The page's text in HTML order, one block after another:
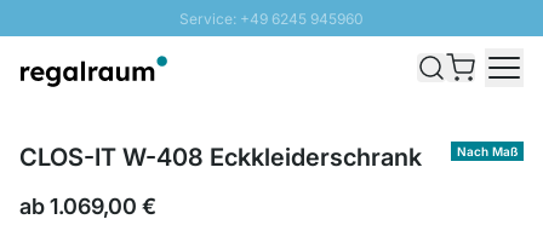
Service: +49 6245 945960
Schnelle Lieferung - Gratis Versand ab 100€
Nach Maß
CLOS-IT W-408 Eckkleiderschrank
ab1.069,00 €